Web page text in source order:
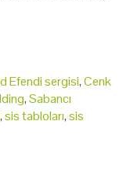
Efendi sergisi,Cenk
,Sabancı
,sis tabloları,sis